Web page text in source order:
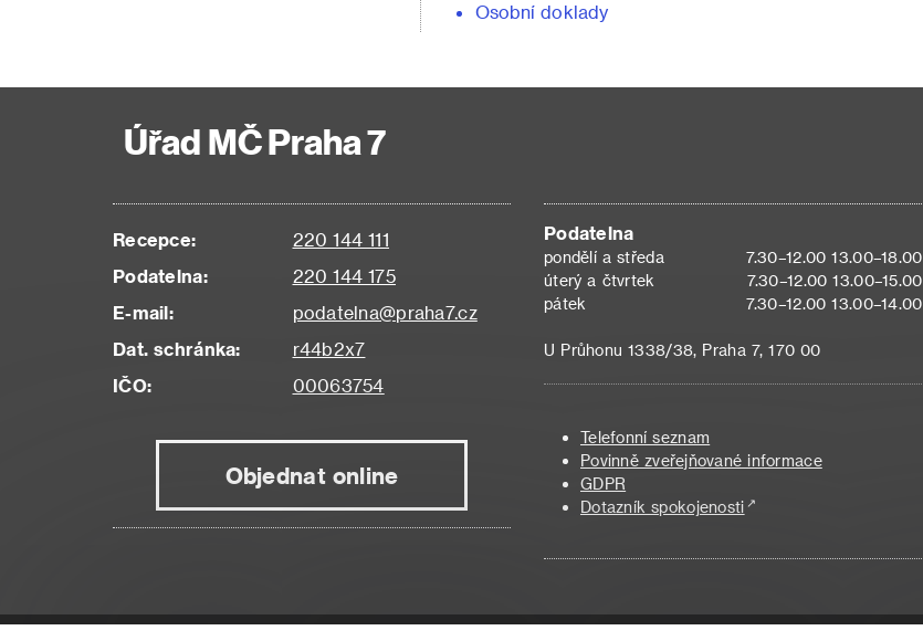
Osobní doklady
Úřad MČ Praha 7
Recepce:
220 144 111
Podatelna:
220 144 175
E-mail:
podatelna@praha7.cz
Dat. schránka:
r44b2x7
IČO:
00063754
Objednat online
Podatelna
pondělí a středa
7.30–12.00 13.00–18.00
úterý a čtvrtek
7.30–12.00 13.00–15.00
pátek
7.30–12.00 13.00–14.00
U Průhonu 1338/38, Praha 7, 170 00
Telefonní seznam
Povinně zveřejňované informace
GDPR
Dotazník spokojenosti